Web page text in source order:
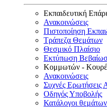
Εκπαιδευτική
Ανακοινώσεις
Πιστοποίηση
Τράπεζα Θεμάτων
Θεσμικό Πλαίσιο
Εκτύπωση
Κομμωτών -
Ανακοινώσεις
Συχνές Ερωτήσεις
Οδηγός Υποβολής
Κατάλογοι